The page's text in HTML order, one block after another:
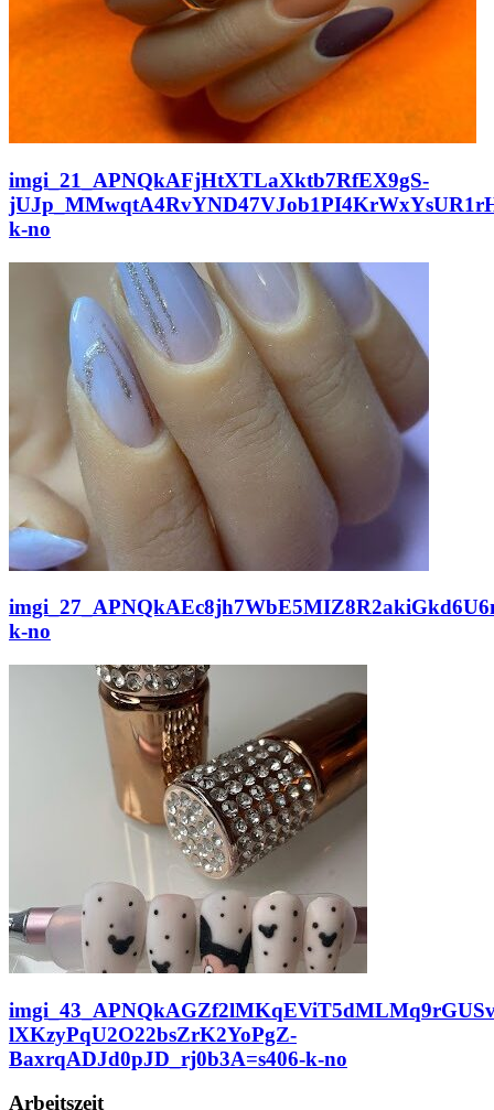
imgi_21_APNQkAFjHtXTLaXktb7RfEX9gS-
k-no
k-no
lXKzyPqU2O22bsZrK2YoPgZ-
BaxrqADJd0pJD_rj0b3A=s406-k-no
Arbeitszeit